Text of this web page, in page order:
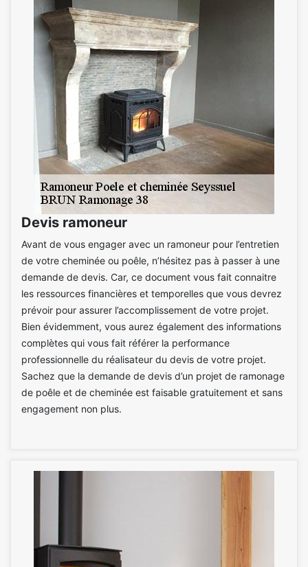
Devis ramoneur
Avant de vous engager avec un ramoneur pour l’entretien
de votre cheminée ou poêle, n’hésitez pas à passer à une
demande de devis. Car, ce document vous fait connaitre
les ressources financières et temporelles que vous devrez
prévoir pour assurer l’accomplissement de votre projet.
Bien évidemment, vous aurez également des informations
complètes qui vous fait référer la performance
professionnelle du réalisateur du devis de votre projet.
Sachez que la demande de devis d’un projet de ramonage
de poêle et de cheminée est faisable gratuitement et sans
engagement non plus.